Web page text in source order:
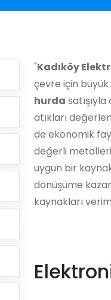
"Kadıköy
çevre için
hurda
atıkları
de ekonomik
değerli
uygun bir
dönüşüme
kaynakları